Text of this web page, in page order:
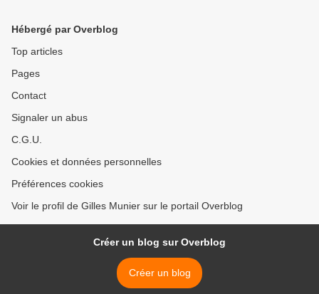
Hébergé par Overblog
Top articles
Pages
Contact
Signaler un abus
C.G.U.
Cookies et données personnelles
Préférences cookies
Voir le profil de Gilles Munier sur le portail Overblog
Créer un blog sur Overblog
Créer un blog